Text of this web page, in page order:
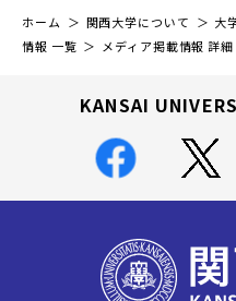
ホーム 関西大学について 大
情報 一覧
メディア掲載情報 詳細
KANSAI